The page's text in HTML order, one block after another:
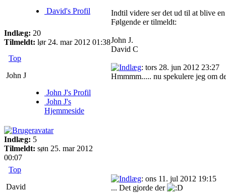
David's Profil
Indlæg: 20
Tilmeldt: lør 24. mar 2012 01:38
Indtil videre ser det ud til at blive
Følgende er tilmeldt:
John J.
David C
Top
John J
John J's Profil
John J's
Hjemmeside
Indlæg: 5
Tilmeldt: søn 25. mar 2012
00:07
: tors 28. jun 2012 23:27
Hmmmm..... nu spekulere jeg om
Top
David
: ons 11. jul 2012 19:15
... Det gjorde der